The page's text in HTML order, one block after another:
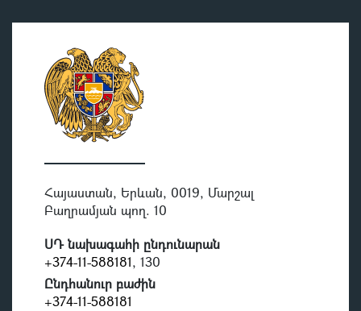
Հայաստան, Երևան, 0019, Մարշալ
Բաղրամյան պող. 10
ՍԴ նախագահի ընդունարան
+374-11-588181, 130
Ընդհանուր բաժին
+374-11-588181